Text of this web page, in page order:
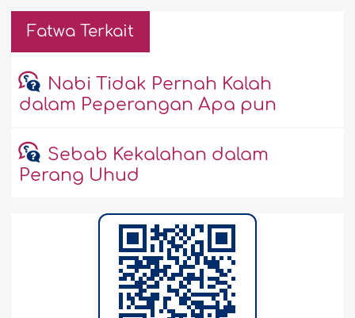
Fatwa Terkait
Nabi Tidak Pernah Kalah
dalam Peperangan Apa pun
Sebab Kekalahan dalam
Perang Uhud